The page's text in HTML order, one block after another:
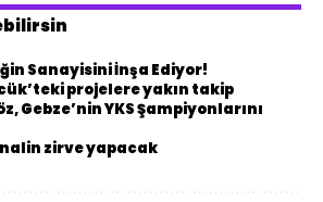
Sanayisini İnşa Ediyor!
projelere yakın takip
Gebze’nin YKS Şampiyonlarını
zirve yapacak